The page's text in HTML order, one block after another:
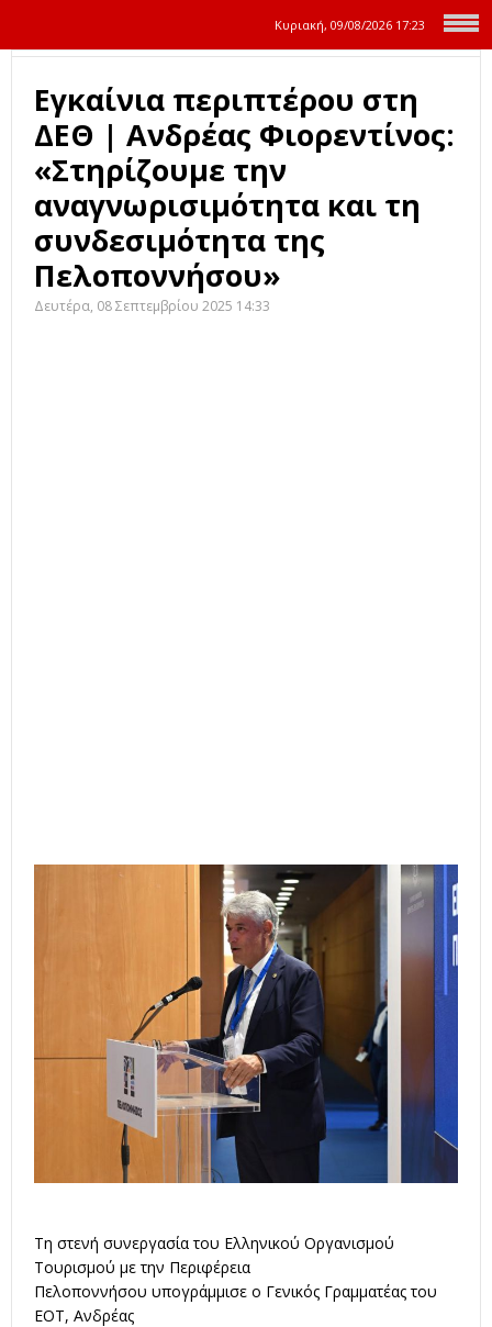
Κυριακή, 09/08/2026 17:23
Εγκαίνια περιπτέρου στη
ΔΕΘ | Ανδρέας Φιορεντίνος:
«Στηρίζουμε την
αναγνωρισιμότητα και τη
συνδεσιμότητα της
Πελοποννήσου»
Δευτέρα, 08 Σεπτεμβρίου 2025 14:33
Τη στενή συνεργασία του Ελληνικού Οργανισμού
Τουρισμού με την Περιφέρεια
Πελοποννήσου υπογράμμισε ο Γενικός Γραμματέας του
ΕΟΤ, Ανδρέας